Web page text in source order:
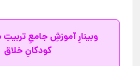
وبینارِ آموزشِ جامعِ
کودکانِ خلاق